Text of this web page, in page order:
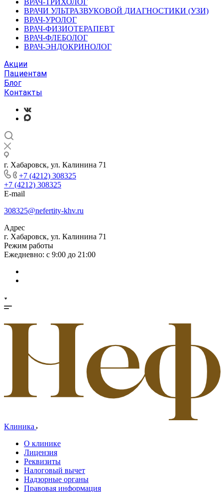
ВРАЧ-ТРИХОЛОГ
ВРАЧИ УЛЬТРАЗВУКОВОЙ ДИАГНОСТИКИ (УЗИ)
ВРАЧ-УРОЛОГ
ВРАЧ-ФИЗИОТЕРАПЕВТ
ВРАЧ-ФЛЕБОЛОГ
ВРАЧ-ЭНДОКРИНОЛОГ
Акции
Пациентам
Блог
Контакты
г. Хабаровск, ул. Калинина 71
+7 (4212) 308325
+7 (4212) 308325
E-mail
308325@nefertity-khv.ru
Адрес
г. Хабаровск, ул. Калинина 71
Режим работы
Ежедневно: с 9:00 до 21:00
Клиника
О клинике
Лицензия
Реквизиты
Налоговый вычет
Надзорные органы
Правовая информация